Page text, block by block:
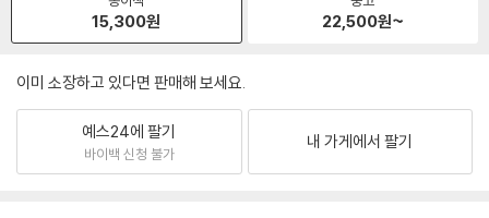
15,300원 22,500원~
이미 소장하고 있다면 판매해 보세요.
예스24에 팔기
바이백 신청 불가
내 가게에서 팔기